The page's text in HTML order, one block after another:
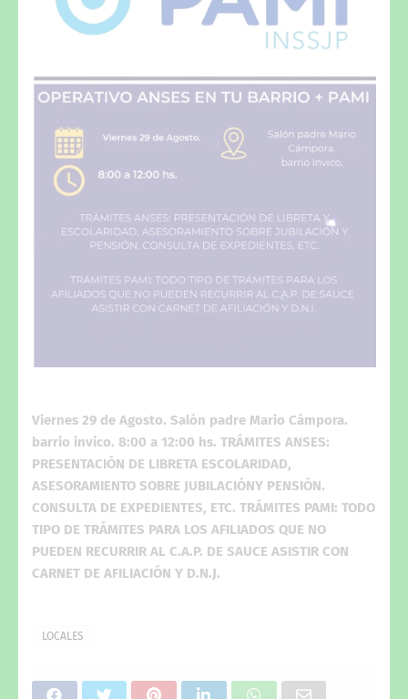
Viernes 29 de Agosto. Salón padre Mario Cámpora.
barrio invico. 8:00 a 12:00 hs. TRÁMITES ANSES:
PRESENTACIÓN DE LIBRETA ESCOLARIDAD,
ASESORAMIENTO SOBRE JUBILACIÓNY PENSIÓN.
CONSULTA DE EXPEDIENTES, ETC. TRÁMITES PAMI: TODO
TIPO DE TRÁMITES PARA LOS AFILIADOS QUE NO
PUEDEN RECURRIR AL C.A.P. DE SAUCE ASISTIR CON
CARNET DE AFILIACIÓN Y D.N.J.
LOCALES